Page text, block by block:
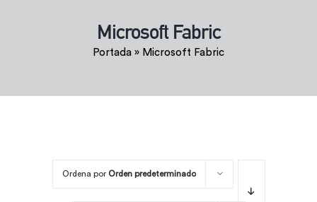
Microsoft Fabric
Portada » Microsoft Fabric
Ordena por Orden predeterminado